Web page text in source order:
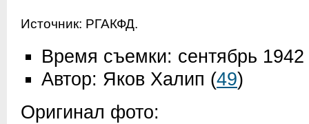
Источник: РГАКФД.
Время съемки: сентябрь 1942
Автор: Яков Халип (49)
Оригинал фото: